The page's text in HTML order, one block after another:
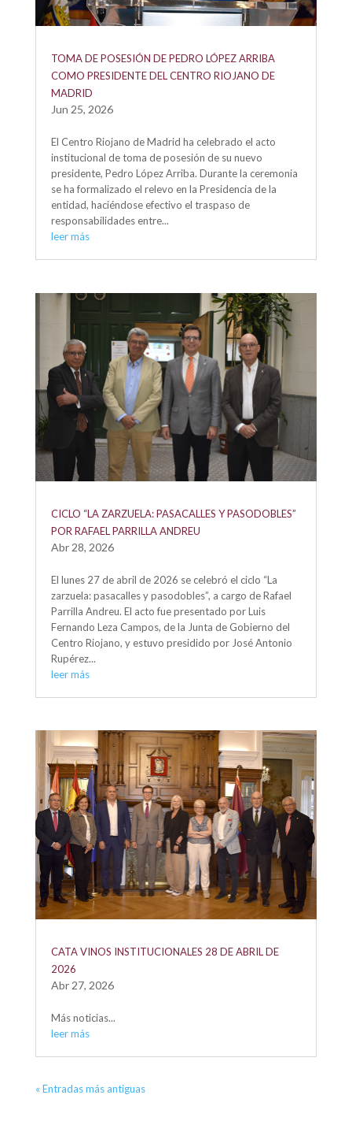
TOMA DE POSESIÓN DE PEDRO LÓPEZ ARRIBA
COMO PRESIDENTE DEL CENTRO RIOJANO DE
MADRID
Jun 25, 2026
El Centro Riojano de Madrid ha celebrado el acto
institucional de toma de posesión de su nuevo
presidente, Pedro López Arriba. Durante la ceremonia
se ha formalizado el relevo en la Presidencia de la
entidad, haciéndose efectivo el traspaso de
responsabilidades entre...
leer más
CICLO “LA ZARZUELA: PASACALLES Y PASODOBLES”
POR RAFAEL PARRILLA ANDREU
Abr 28, 2026
El lunes 27 de abril de 2026 se celebró el ciclo “La
zarzuela: pasacalles y pasodobles”, a cargo de Rafael
Parrilla Andreu. El acto fue presentado por Luis
Fernando Leza Campos, de la Junta de Gobierno del
Centro Riojano, y estuvo presidido por José Antonio
Rupérez...
leer más
CATA VINOS INSTITUCIONALES 28 DE ABRIL DE
2026
Abr 27, 2026
Más noticias...
leer más
« Entradas más antiguas